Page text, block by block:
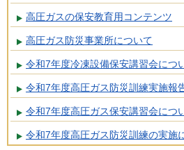
高圧ガスの保安教育用コンテンツ
高圧ガス防災事業所について
令和7年度冷凍設備保安講習会につ
令和7年度高圧ガス防災訓練実施報
令和7年度高圧ガス保安講習会につ
令和7年度高圧ガス防災訓練の実施